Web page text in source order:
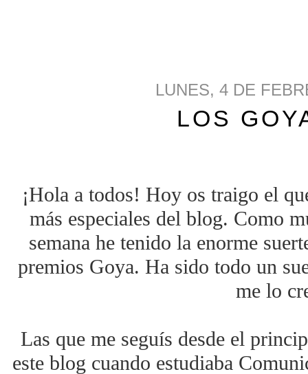
LUNES, 4 DE
LOS
¡Hola a todos! Hoy os traigo el
más especiales del blog. Como
semana he tenido la enorme
premios Goya. Ha sido todo un
me lo
Las que me seguís desde el
este blog cuando estudiaba